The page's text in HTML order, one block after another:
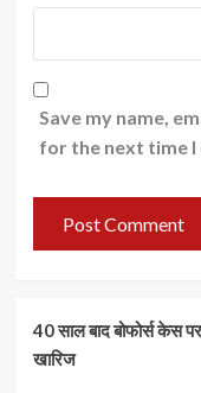
Save my name,
for the next time I
40 साल बाद बोफोर्स केस पर
खारिज